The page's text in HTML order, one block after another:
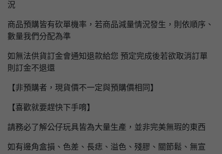
況
商品預購皆有砍單機率，若商品減量情況發生，則依順序、
數量我們分配為準
如無法供貨訂金會通知退款給您 預定完成後若欲取消訂單
則訂金不退還
【非預購者，現貨價不一定與預購價相同】
【喜歡就要趕快下手唷】
請務必了解公仔玩具皆為大量生產，並非完美無瑕的東西
如有邊角盒損、色差、長痣、溢色、殘膠、關節鬆、無宣